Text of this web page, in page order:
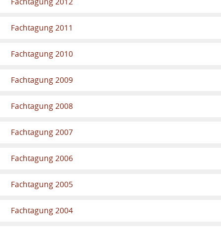
Fachtagung 2011
Fachtagung 2010
Fachtagung 2009
Fachtagung 2008
Fachtagung 2007
Fachtagung 2006
Fachtagung 2005
Fachtagung 2004